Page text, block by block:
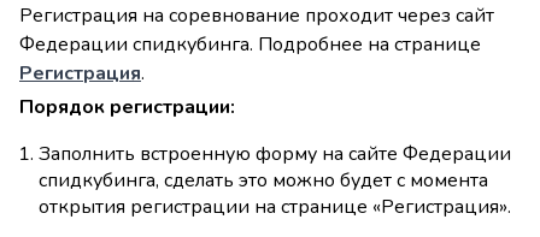
Регистрация на соревнование проходит через сайт
Федерации спидкубинга. Подробнее на странице
Регистрация.
Порядок регистрации:
Заполнить встроенную форму на сайте Федерации
спидкубинга, сделать это можно будет с момента
открытия регистрации на странице «Регистрация».